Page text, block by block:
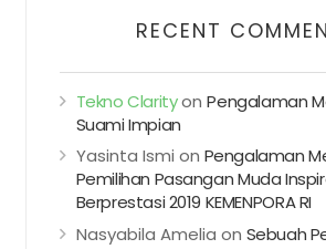
RECENT
Tekno ClarityonPengalaman
Suami Impian
Yasinta Ismi on Pengalaman
Pemilihan Pasangan Muda
Berprestasi 2019 KEMENPORA RI
Nasyabila Amelia on Sebuah